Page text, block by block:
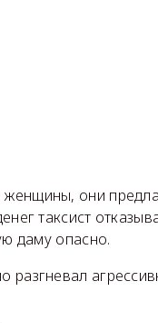
они
таксист
даму опасно.
разгневал